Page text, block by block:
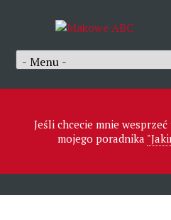
Jeśli chcecie mnie
mojego poradnika